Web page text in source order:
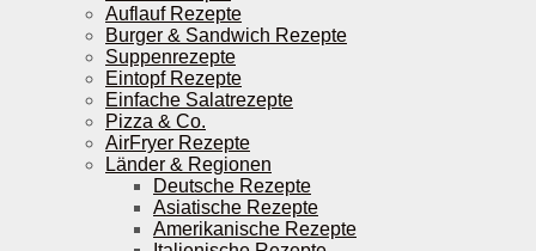
Auflauf Rezepte
Burger & Sandwich Rezepte
Suppenrezepte
Eintopf Rezepte
Einfache Salatrezepte
Pizza & Co.
AirFryer Rezepte
Länder & Regionen
Deutsche Rezepte
Asiatische Rezepte
Amerikanische Rezepte